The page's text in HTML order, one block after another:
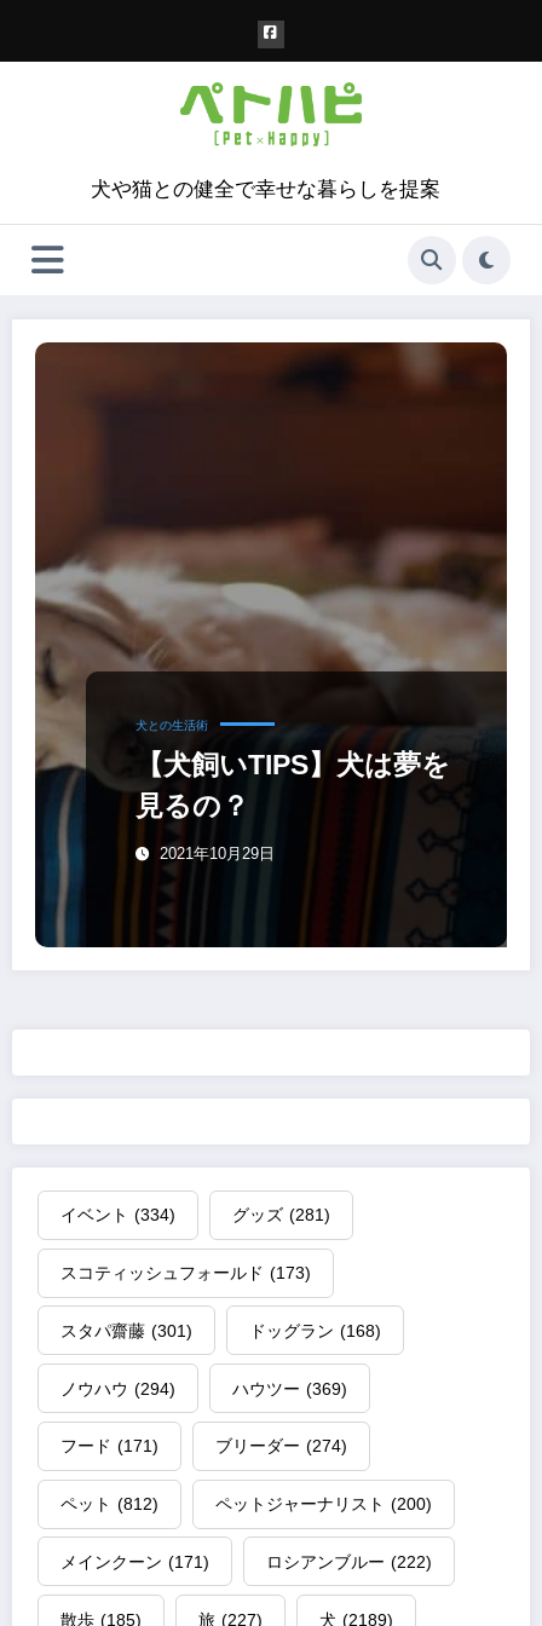
犬や猫との健全で幸せな暮らしを提案
犬との生活術
【犬飼いTIPS】犬は夢を
見るの？
2021年10月29日
イベント (334) グッズ (281)
スコティッシュフォールド (173)
スタパ齋藤 (301) ドッグラン (168)
ノウハウ (294) ハウツー (369)
フード (171) ブリーダー (274)
ペット (812) ペットジャーナリスト (200)
メインクーン (171) ロシアンブルー (222)
散歩 (185) 旅 (227) 犬 (2189)